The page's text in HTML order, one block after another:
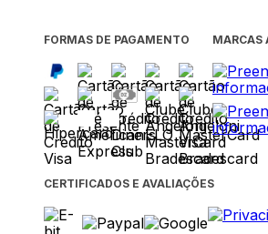
FORMAS DE PAGAMENTO MARCAS
CERTIFICADOS E AVALIAÇÕES